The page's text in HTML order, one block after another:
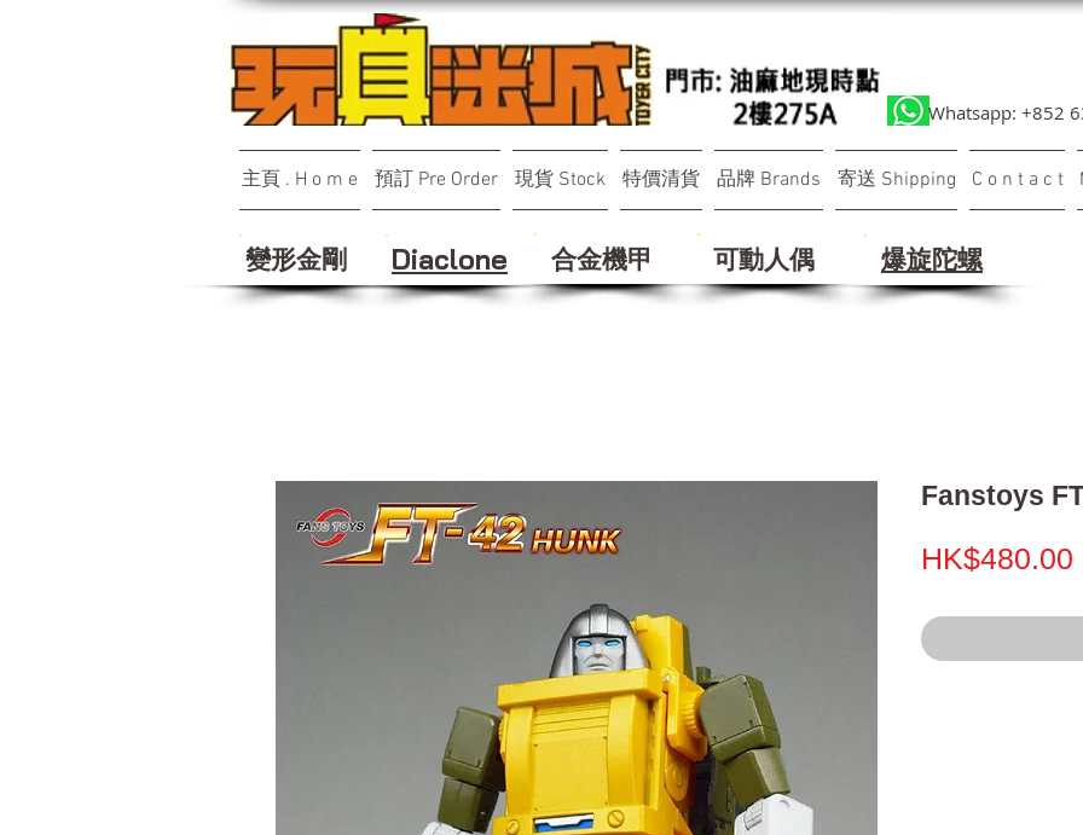
Whatsapp: +852
主頁 . H o m e 預訂 Pre Order 現貨 Stock 特價清貨 品牌 Brands 寄送 Shipping C o n t a c t
變形金剛 Diaclone 合金機甲 可動人偶 ​爆旋陀螺
Fanstoys
HK$480.00